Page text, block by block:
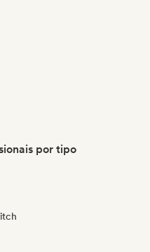
por tipo